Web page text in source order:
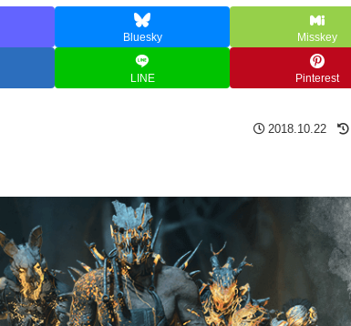
Bluesky Misskey
LINE Pinterest
2018.10.22